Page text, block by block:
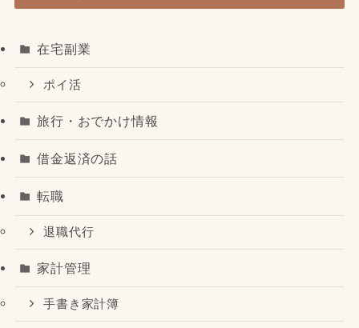
在宅副業
ポイ活
旅行・おでかけ情報
借金返済の話
転職
退職代行
家計管理
手書き家計簿